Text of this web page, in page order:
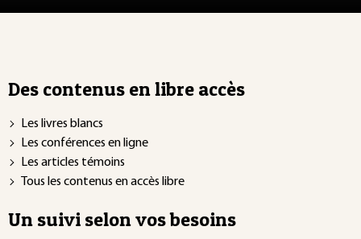
Des contenus en libre accès
Les livres blancs
Les conférences en ligne
Les articles témoins
Tous les contenus en accès libre
Un suivi selon vos besoins